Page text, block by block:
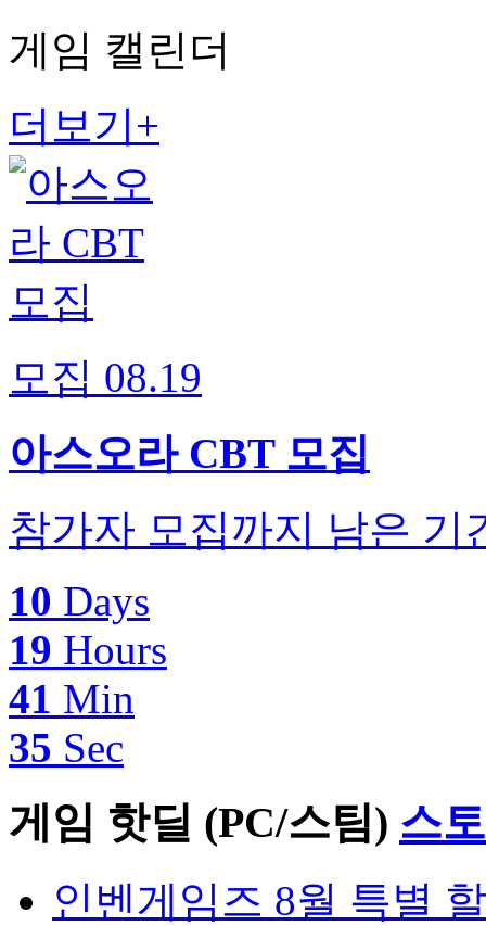
게임 캘린더
더보기+
모집 08.19
아스오라 CBT 모집
참가자 모집까지 남은 기
10 Days
19 Hours
41 Min
34 Sec
게임 핫딜 (PC/스팀) 스
인벤게임즈 8월 특별